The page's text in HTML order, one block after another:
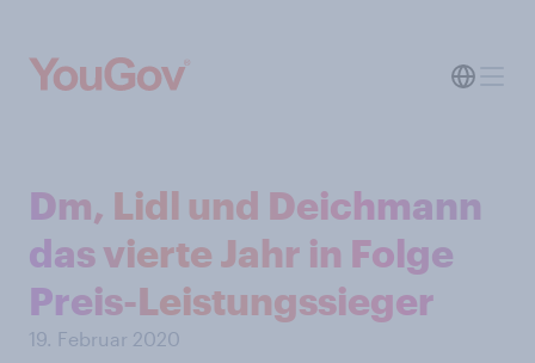
Dm, Lidl und Deichmann
das vierte Jahr in Folge
Preis-Leistungssieger
19. Februar 2020